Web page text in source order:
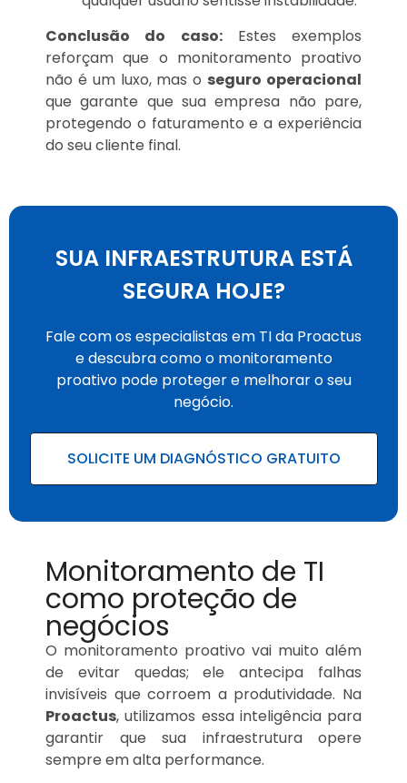
Conclusão do caso:Estes exemplos
reforçam que o monitoramento proativo
não é um luxo, mas o seguro operacional
que garante que sua empresa não pare,
protegendo o faturamento e a experiência
do seu cliente final.
SUA INFRAESTRUTURA ESTÁ
SEGURA HOJE?
Fale com os especialistas em TI da Proactus
e descubra como o monitoramento
proativo pode proteger e melhorar o seu
negócio.
SOLICITE UM DIAGNÓSTICO GRATUITO
Monitoramento de TI
como proteção de
negócios
O monitoramento proativo vai muito além
de evitar quedas; ele antecipa falhas
invisíveis que corroem a produtividade. Na
Proactus, utilizamos essa inteligência para
garantir que sua infraestrutura opere
sempre em alta performance.